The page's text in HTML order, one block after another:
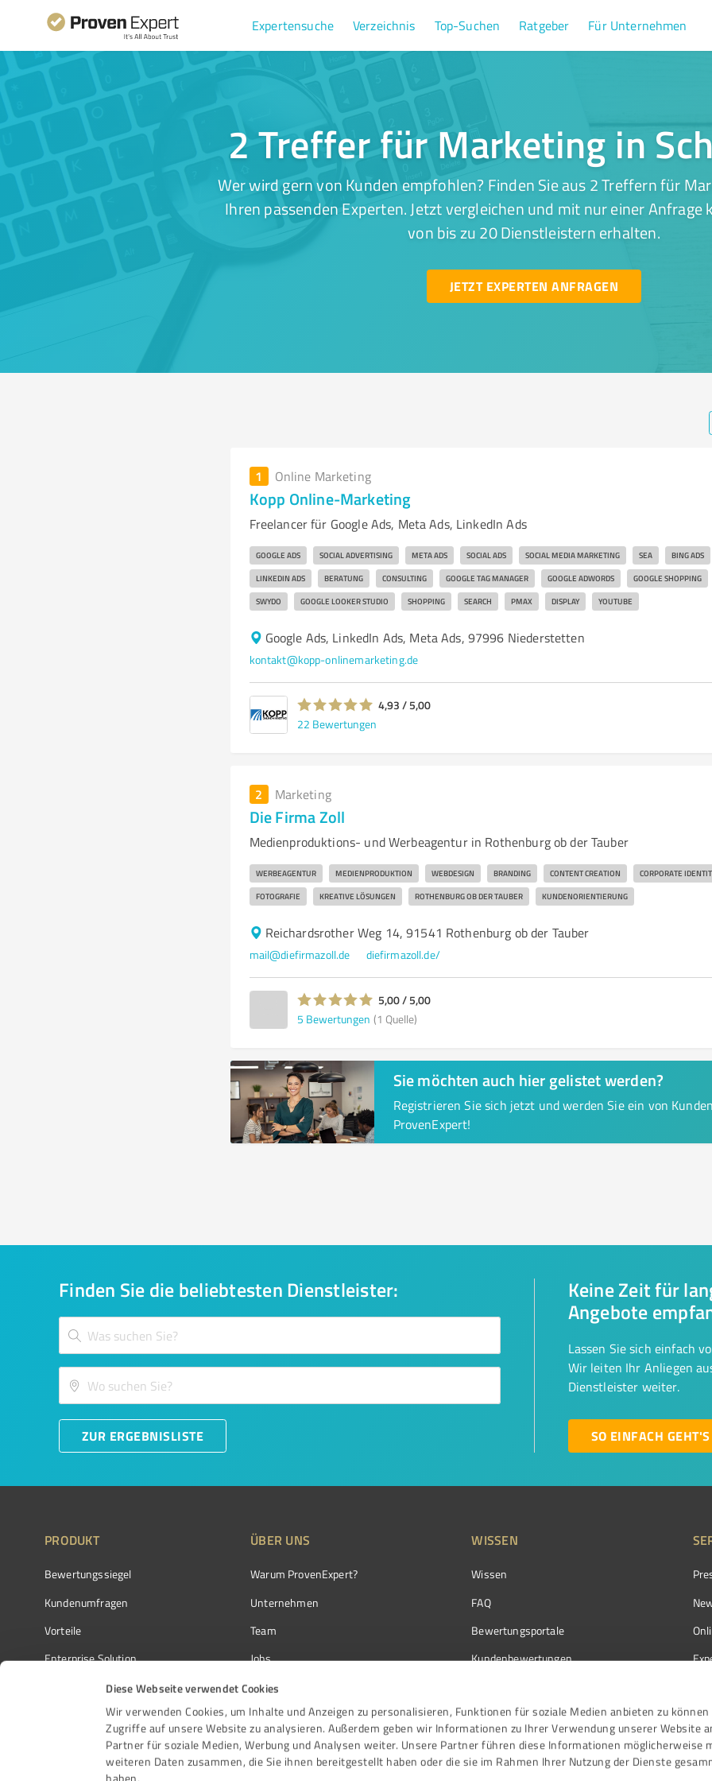
Diese Webseite verwendet Cookies
Wir verwenden Cookies, um Inhalte und Anzeigen zu personalisieren, Funktionen für soziale Medien anbieten zu können
Zugriffe auf unsere Website zu analysieren. Außerdem geben wir Informationen zu Ihrer Verwendung unserer Website
Partner für soziale Medien, Werbung und Analysen weiter. Unsere Partner führen diese Informationen möglicherweise
weiteren Daten zusammen, die Sie ihnen bereitgestellt haben oder die sie im Rahmen Ihrer Nutzung der Dienste
Expertensuche Verzeichnis Top-Suchen Ratgeber Für Unternehmen
2 Treffer für Marketing in
Wer wird gern von Kunden empfohlen? Finden Sie aus 2 Treffern für
Ihren passenden Experten. Jetzt vergleichen und mit nur einer Anfrage
von bis zu 20 Dienstleistern erhalten.
JETZT EXPERTEN ANFRAGEN
1 Online Marketing
Kopp Online-Marketing
Freelancer für Google Ads, Meta Ads, LinkedIn Ads
GOOGLE ADS SOCIAL ADVERTISING META ADS SOCIAL ADS SOCIAL MEDIA MARKETING SEA BING ADS
LINKEDIN ADS BERATUNG CONSULTING GOOGLE TAG MANAGER GOOGLE ADWORDS GOOGLE SHOPPING
SWYDO GOOGLE LOOKER STUDIO SHOPPING SEARCH PMAX DISPLAY YOUTUBE
Google Ads, LinkedIn Ads, Meta Ads, 97996 Niederstetten
kontakt@kopp-onlinemarketing.de
4,93 / 5,00
22 Bewertungen
2 Marketing
Die Firma Zoll
Medienproduktions- und Werbeagentur in Rothenburg ob der Tauber
WERBEAGENTUR MEDIENPRODUKTION WEBDESIGN BRANDING CONTENT CREATION CORPORATE
FOTOGRAFIE KREATIVE LÖSUNGEN ROTHENBURG OB DER TAUBER KUNDENORIENTIERUNG
Reichardsrother Weg 14, 91541 Rothenburg ob der Tauber
mail@diefirmazoll.de diefirmazoll.de/
5,00 / 5,00
5 Bewertungen (1 Quelle)
Sie möchten auch hier gelistet werden?
Registrieren Sie sich jetzt und werden Sie ein von
ProvenExpert!
Finden Sie die beliebtesten Dienstleister:
ZUR ERGEBNISLISTE
Keine Zeit für
Angebote
Lassen Sie sich einfach
Wir leiten Ihr Anliegen
Dienstleister weiter.
SO EINFACH GEHT'S
PRODUKT
Bewertungssiegel
Kundenumfragen
Vorteile
Enterprise Solution
Partnerprogramm
Auszeichnungen
ÜBER UNS
Warum ProvenExpert?
Unternehmen
Team
Jobs
Kundenstimmen
Kontakt
WISSEN
Wissen
FAQ
Bewertungsportale
Kundenbewertungen
Bewertungs­richtlinien
Events